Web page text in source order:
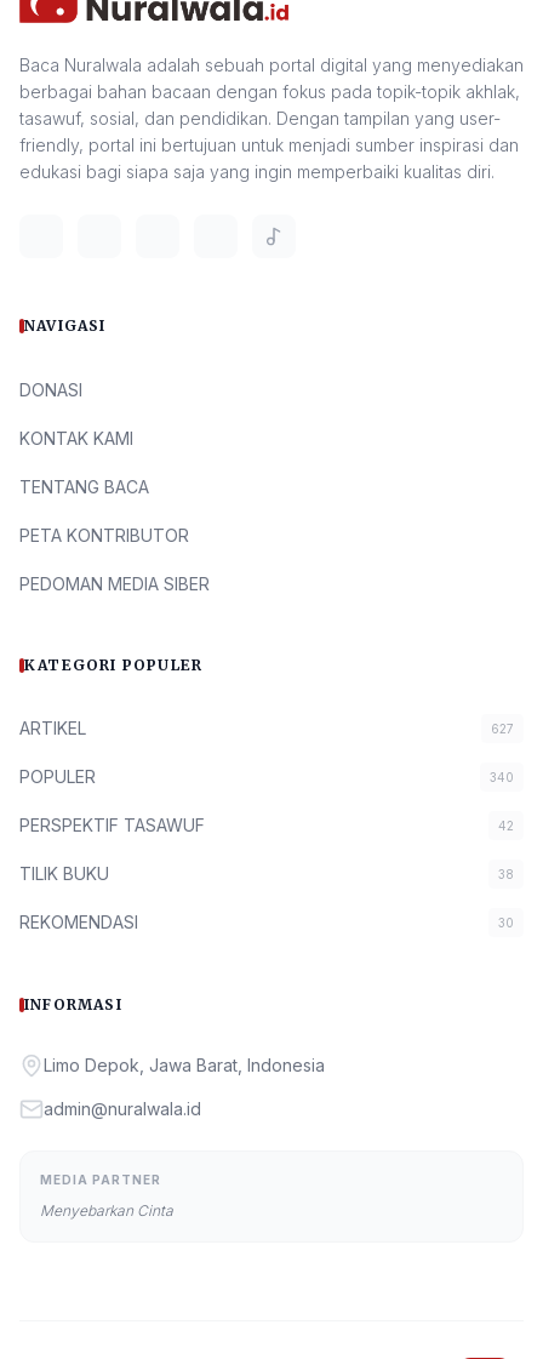
Baca Nuralwala adalah sebuah portal digital yang menyediakan
berbagai bahan bacaan dengan fokus pada topik-topik akhlak,
tasawuf, sosial, dan pendidikan. Dengan tampilan yang user-
friendly, portal ini bertujuan untuk menjadi sumber inspirasi dan
edukasi bagi siapa saja yang ingin memperbaiki kualitas diri.
NAVIGASI
DONASI
KONTAK KAMI
TENTANG BACA
PETA KONTRIBUTOR
PEDOMAN MEDIA SIBER
KATEGORI POPULER
ARTIKEL 627
POPULER 340
PERSPEKTIF TASAWUF 42
TILIK BUKU 38
REKOMENDASI 30
INFORMASI
Limo Depok, Jawa Barat, Indonesia
admin@nuralwala.id
MEDIA PARTNER
Menyebarkan Cinta